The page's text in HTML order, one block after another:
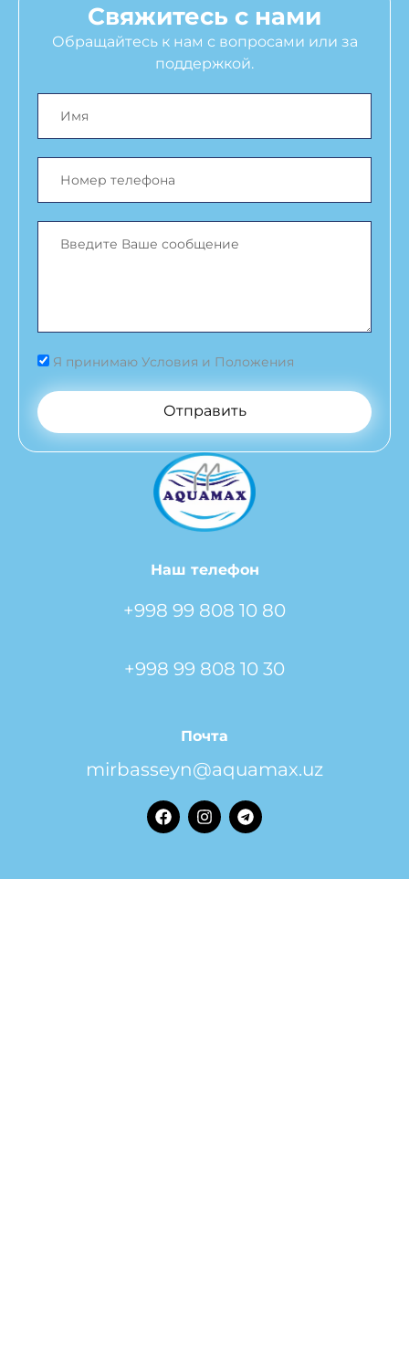
Свяжитесь с нами
Обращайтесь к нам с вопросами или за
поддержкой.
Я принимаю Условия и Положения
Отправить
Наш телефон
+998 99 808 10 80
+998 99 808 10 30
Почта
mirbasseyn@aquamax.uz